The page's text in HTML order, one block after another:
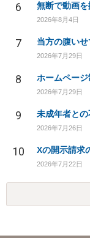
6
2026年8月4日
7
2026年7月29日
8
2026年7月29日
9 未成年者と
2026年7月26日
10
2026年7月22日